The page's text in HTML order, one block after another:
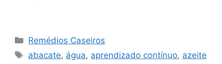
Categories
Remédios Caseiros
Tags
abacate, água, aprendizado contínuo, azeite